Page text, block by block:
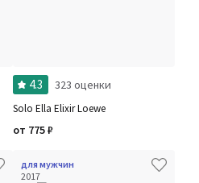
4.3 323 оценки
Solo Ella Elixir Loewe
от 775₽
для мужчин
2017